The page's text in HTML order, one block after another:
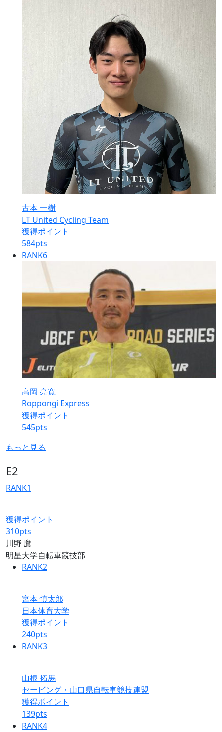
古本 一樹
LT United Cycling Team
獲得ポイント
584pts
RANK6
高岡 亮寛
Roppongi Express
獲得ポイント
545pts
もっと見る
E2
RANK1
獲得ポイント
310pts
川野 鷹
明星大学自転車競技部
RANK2
宮本 慎太郎
日本体育大学
獲得ポイント
240pts
RANK3
山根 拓馬
セービング・山口県自転車競技連盟
獲得ポイント
139pts
RANK4